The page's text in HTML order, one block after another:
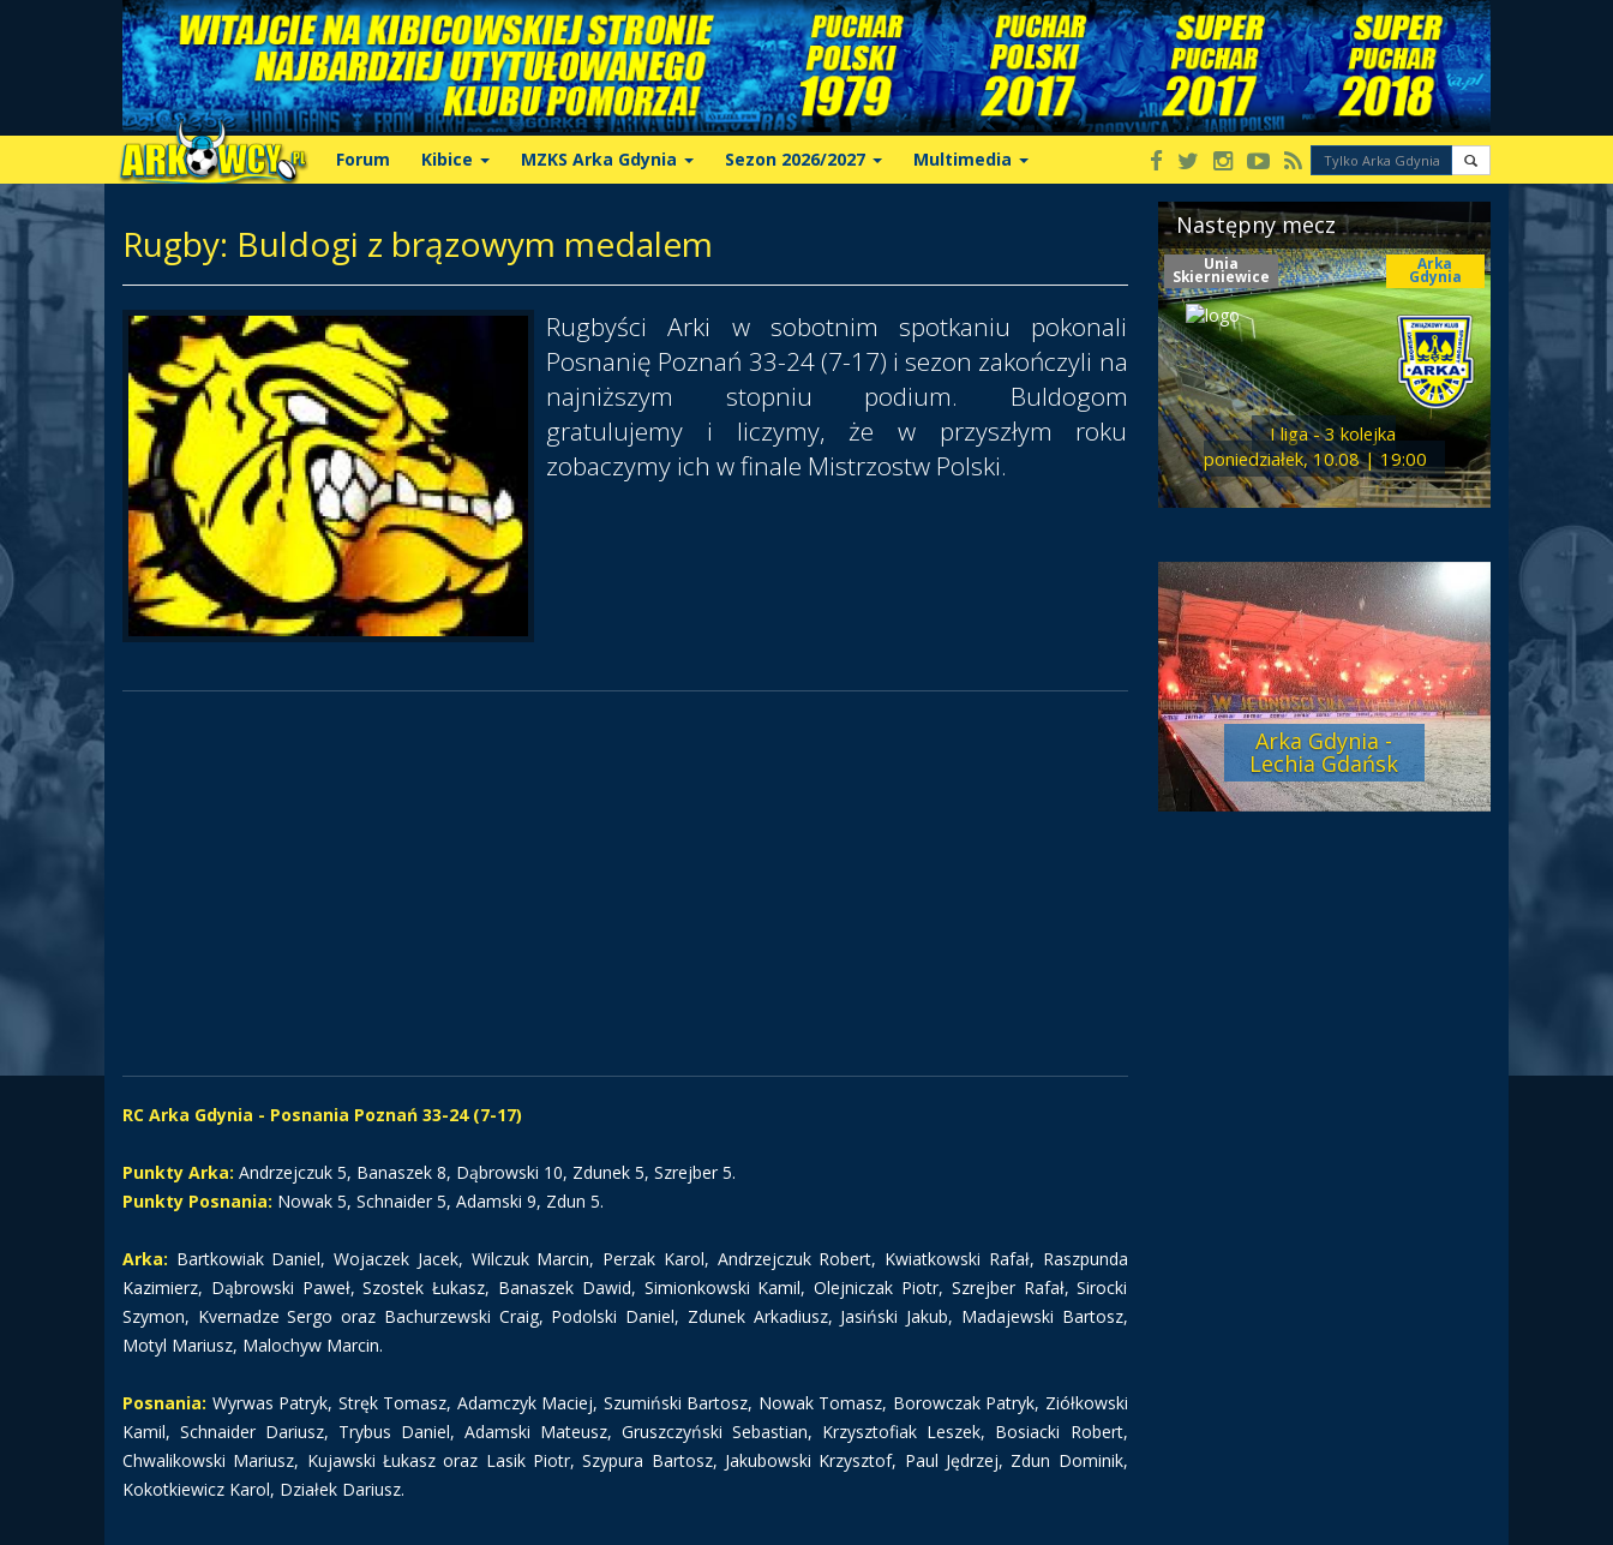
Forum Kibice MZKS Arka Gdynia Sezon 2026/2027 Multimedia
Rugby: Buldogi z brązowym medalem
Rugbyści Arki w sobotnim spotkaniu pokonali
Posnanię Poznań 33-24 (7-17) i sezon zakończyli na
najniższym stopniu podium. Buldogom
gratulujemy i liczymy, że w przyszłym roku
zobaczymy ich w finale Mistrzostw Polski.
RC Arka Gdynia - Posnania Poznań 33-24 (7-17)
Punkty Arka: Andrzejczuk 5, Banaszek 8, Dąbrowski 10, Zdunek 5, Szrejber 5.
Punkty Posnania: Nowak 5, Schnaider 5, Adamski 9, Zdun 5.
Arka: Bartkowiak Daniel, Wojaczek Jacek, Wilczuk Marcin, Perzak Karol, Andrzejczuk Robert, Kwiatkowski Rafał, Raszpunda
Kazimierz, Dąbrowski Paweł, Szostek Łukasz, Banaszek Dawid, Simionkowski Kamil, Olejniczak Piotr, Szrejber Rafał, Sirocki
Szymon, Kvernadze Sergo oraz Bachurzewski Craig, Podolski Daniel, Zdunek Arkadiusz, Jasiński Jakub, Madajewski Bartosz,
Motyl Mariusz, Malochyw Marcin.
Posnania: Wyrwas Patryk, Stręk Tomasz, Adamczyk Maciej, Szumiński Bartosz, Nowak Tomasz, Borowczak Patryk, Ziółkowski
Kamil, Schnaider Dariusz, Trybus Daniel, Adamski Mateusz, Gruszczyński Sebastian, Krzysztofiak Leszek, Bosiacki Robert,
Chwalikowski Mariusz, Kujawski Łukasz oraz Lasik Piotr, Szypura Bartosz, Jakubowski Krzysztof, Paul Jędrzej, Zdun Dominik,
Kokotkiewicz Karol, Działek Dariusz.
Następny mecz
Unia
Skierniewice
Arka
Gdynia
I liga - 3 kolejka
poniedziałek, 10.08 | 19:00
Arka Gdynia -
Lechia Gdańsk